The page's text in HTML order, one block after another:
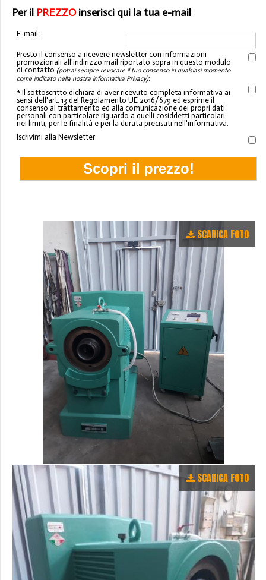
Per il PREZZOinserisci qui la tua e-mail
E-mail:
Presto il consenso a ricevere newsletter con informazioni
promozionali all'indirizzo mail riportato sopra in questo modulo
di contatto (potrai sempre revocare il tuo consenso in qualsiasi momento
come indicato nella nostra informativa Privacy):
* Il sottoscritto dichiara di aver ricevuto completa informativa ai
sensi dell'art. 13 del Regolamento UE 2016/679 ed esprime il
consenso al trattamento ed alla comunicazione dei propri dati
personali con particolare riguardo a quelli cosiddetti particolari
nei limiti, per le finalità e per la durata precisati nell'informativa.
Iscrivimi alla Newsletter:
SCARICA FOTO
SCARICA FOTO